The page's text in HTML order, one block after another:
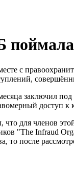
с
заключил
доступ
что для членов
"The Infraud
то после